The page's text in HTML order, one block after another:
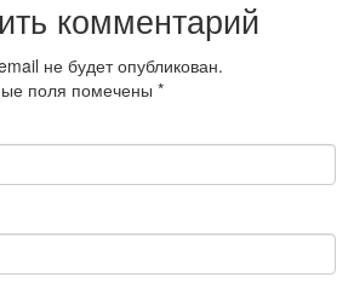
комментарий
не будет опубликован.
поля помечены *